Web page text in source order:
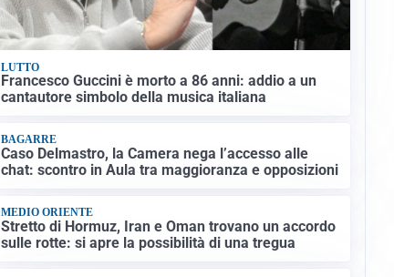
LUTTO
Francesco Guccini è morto a 86 anni: addio a un
cantautore simbolo della musica italiana
BAGARRE
Caso Delmastro, la Camera nega l’accesso alle
chat: scontro in Aula tra maggioranza e opposizioni
MEDIO ORIENTE
Stretto di Hormuz, Iran e Oman trovano un accordo
sulle rotte: si apre la possibilità di una tregua